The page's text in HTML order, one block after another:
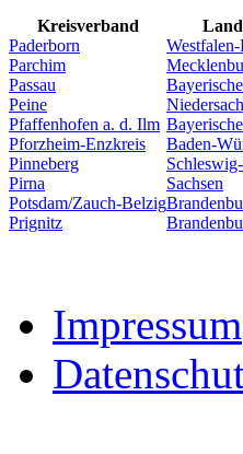
Kreisverband
Paderborn
Parchim
Passau
Peine
Pfaffenhofen a. d. Ilm
Pforzheim-Enzkreis
Baden-
Pinneberg
Pirna
Sachsen
Potsdam/Zauch-Belzig
Prignitz
Impressum